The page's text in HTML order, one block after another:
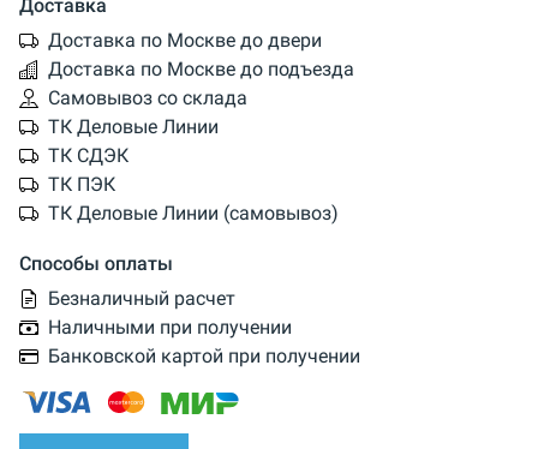
Доставка
Доставка по Москве до двери
Доставка по Москве до подъезда
Самовывоз со склада
ТК Деловые Линии
ТК СДЭК
ТК ПЭК
ТК Деловые Линии (самовывоз)
Способы оплаты
Безналичный расчет
Наличными при получении
Банковской картой при получении